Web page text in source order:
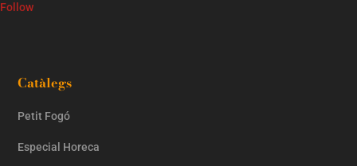
Follow
Catàlegs
Petit Fogó
Especial Horeca